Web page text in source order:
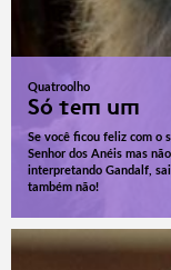
Quatroolho
Só tem um
Se você ficou feliz com o
Senhor dos Anéis mas
interpretando Gandalf,
também não!